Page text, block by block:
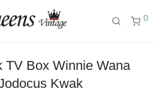
0
TV Box Winnie Wana
Kwak